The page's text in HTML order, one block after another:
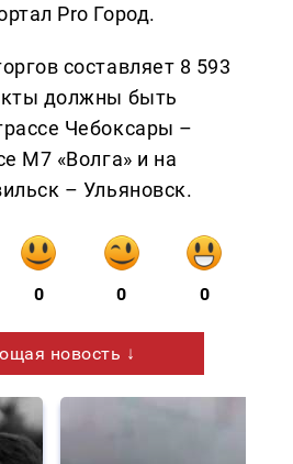
Pro Город.
составляет 8 593
должны быть
Чебоксары –
М7 «Волга» и на
– Ульяновск.
0 0 0
новость ↓